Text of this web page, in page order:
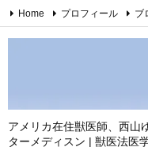
アメリカ在住獣医師、西山
ターメディスン | 獣医法医
Home プロフィール ブ
西山ゆう子・YouTubeチャン